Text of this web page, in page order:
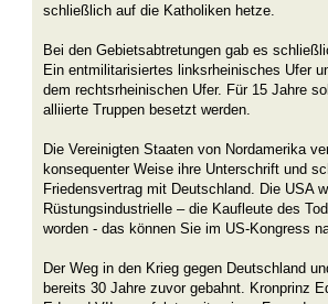
schließlich auf die Katholiken hetze.
Bei den Gebietsabtretungen gab es
Ein entmilitarisiertes linksrheinisches Ufer
dem rechtsrheinischen Ufer. Für 15 Jahre
alliierte Truppen besetzt werden.
Die Vereinigten Staaten von Nordamerika
konsequenter Weise ihre Unterschrift und
Friedensvertrag mit Deutschland. Die USA
Rüstungsindustrielle – die Kaufleute des
worden - das können Sie im US-Kongress
Der Weg in den Krieg gegen Deutschland
bereits 30 Jahre zuvor gebahnt. Kronprinz